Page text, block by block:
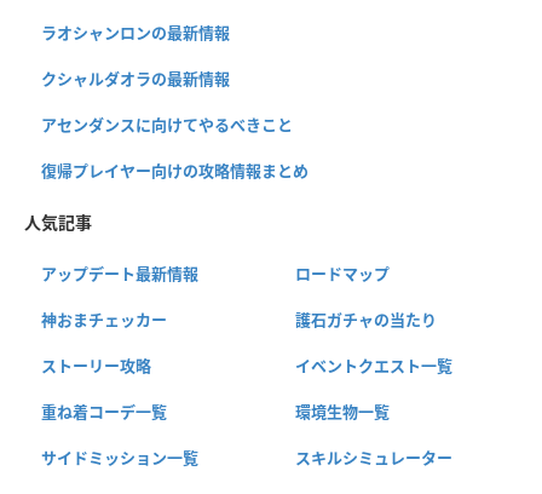
ラオシャンロンの最新情報
クシャルダオラの最新情報
アセンダンスに向けてやるべきこと
復帰プレイヤー向けの攻略情報まとめ
人気記事
アップデート最新情報 ロードマップ
神おまチェッカー 護石ガチャの当たり
ストーリー攻略 イベントクエスト一覧
重ね着コーデ一覧 環境生物一覧
サイドミッション一覧 スキルシミュレーター